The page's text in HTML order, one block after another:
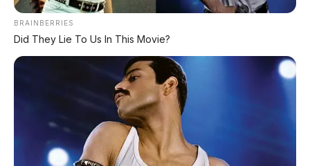
📸 Toyota Hydrogen Scooter | Skutik konsep dengan sistem
🕒 Dipublikasikan: 16 Mei 2026 | ✍️ Editor: Tim Redaksi
REVIEW KONSEP– Toyota diam-diam
BRAINBERRIES
Did They Lie To Us In This Movie?